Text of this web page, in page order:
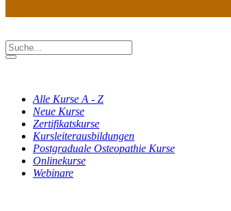
Alle Kurse A - Z
Neue Kurse
Zertifikatskurse
Kursleiterausbildungen
Postgraduale Osteopathie Kurse
Onlinekurse
Webinare